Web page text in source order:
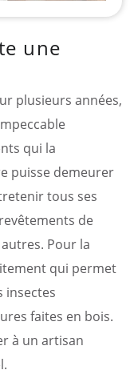
une
plusieurs années,
qui la
puisse demeurer
tous ses
de
Pour la
qui permet
insectes
faites en bois.
à un artisan